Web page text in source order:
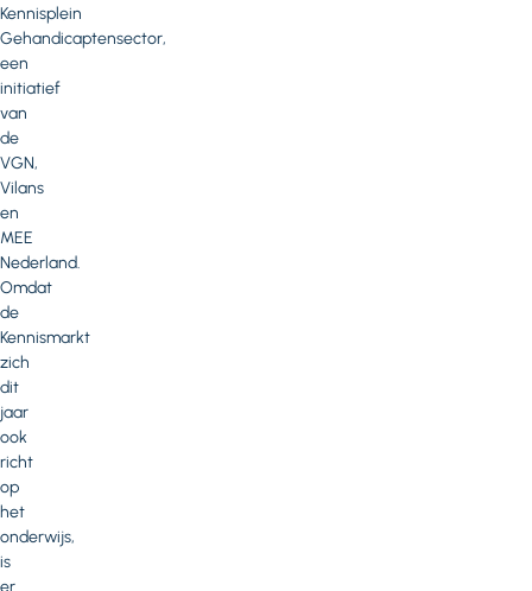
Kennisplein
Gehandicaptensector,
een
initiatief
van
de
VGN,
Vilans
en
MEE
Nederland.
Omdat
de
Kennismarkt
zich
dit
jaar
ook
richt
op
het
onderwijs,
is
er